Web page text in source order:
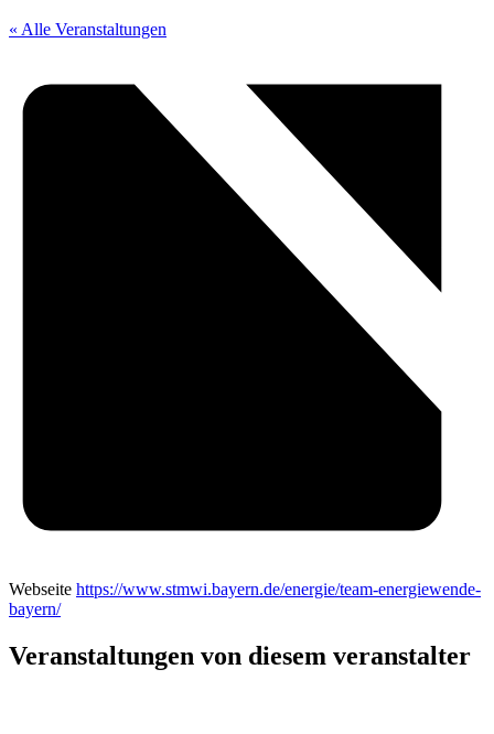
« Alle Veranstaltungen
Webseite https://www.stmwi.bayern.de/energie/team-energiewende-
bayern/
Veranstaltungen von diesem veranstalter